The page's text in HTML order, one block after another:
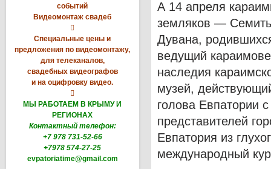
событий
Видеомонтаж свадеб

Специальные цены и
предложения по видеомонтажу,
для телеканалов,
свадебных видеографов
и на оцифровку видео.

МЫ РАБОТАЕМ В КРЫМУ И
РЕГИОНАХ
Контактный телефон:
+7 978 731-52-66
+7978 574-27-25
evpatoriatime@gmail.com
А 14 апреля
земляков —
Дувана,
ведущий
наследия
музей,
голова Евпатории
представителей
Евпатория из
международный